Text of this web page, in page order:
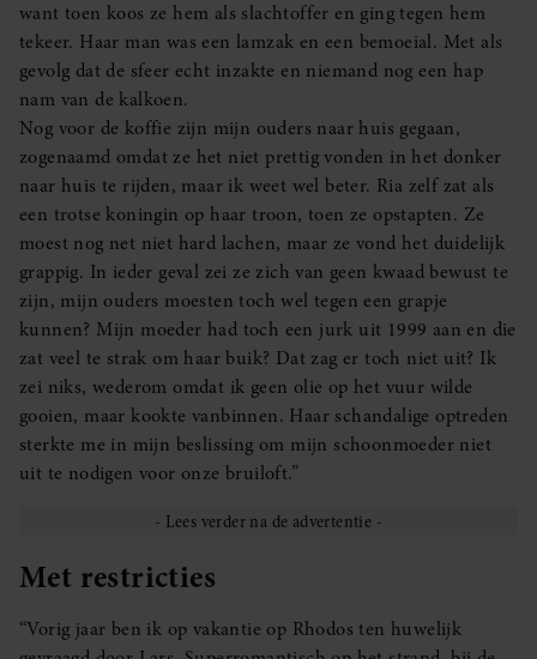
want toen koos ze hem als slachtoffer en ging tegen hem
tekeer. Haar man was een lamzak en een bemoeial. Met als
gevolg dat de sfeer echt inzakte en niemand nog een hap
nam van de kalkoen.
Nog voor de koffie zijn mijn ouders naar huis gegaan,
zogenaamd omdat ze het niet prettig vonden in het donker
naar huis te rijden, maar ik weet wel beter. Ria zelf zat als
een trotse koningin op haar troon, toen ze opstapten. Ze
moest nog net niet hard lachen, maar ze vond het duidelijk
grappig. In ieder geval zei ze zich van geen kwaad bewust te
zijn, mijn ouders moesten toch wel tegen een grapje
kunnen? Mijn moeder had toch een jurk uit 1999 aan en die
zat veel te strak om haar buik? Dat zag er toch niet uit? Ik
zei niks, wederom omdat ik geen olie op het vuur wilde
gooien, maar kookte vanbinnen. Haar schandalige optreden
sterkte me in mijn beslissing om mijn schoonmoeder niet
uit te nodigen voor onze bruiloft.”
Met restricties
“Vorig jaar ben ik op vakantie op Rhodos ten huwelijk